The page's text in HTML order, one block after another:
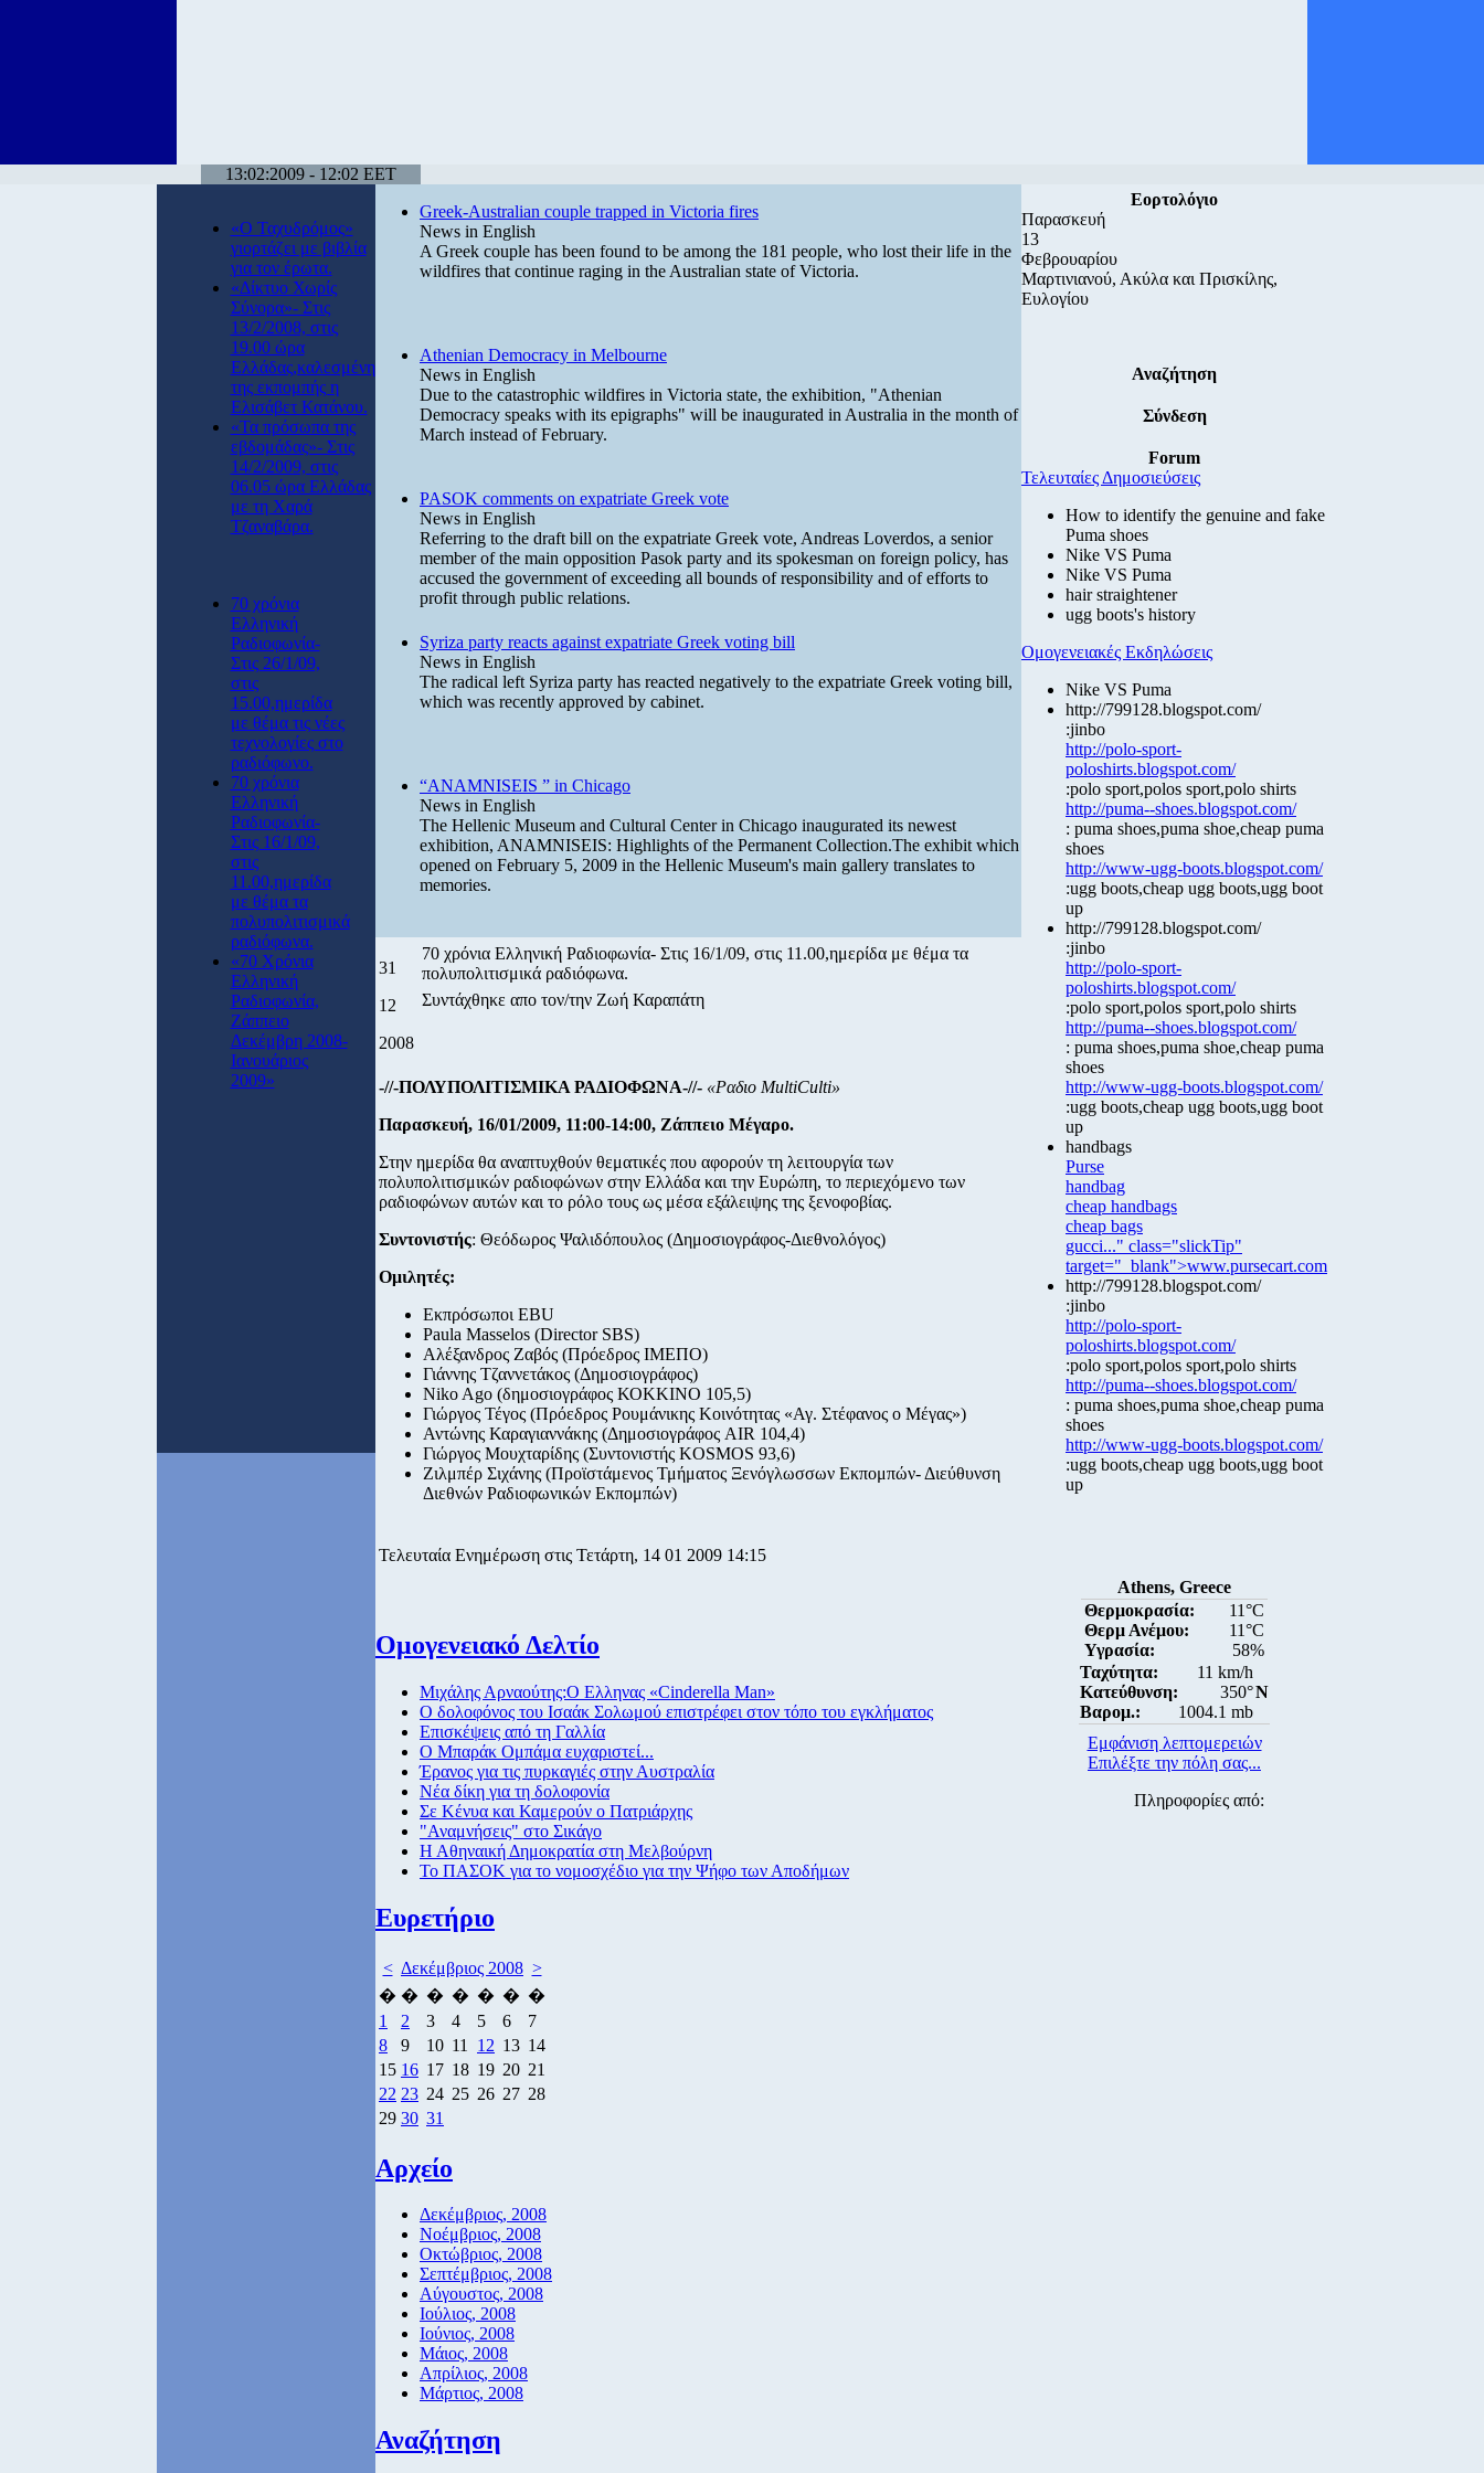
13:02:2009 - 12:02 EET
«Ο Ταχυδρόμος»
γιορτάζει με βιβλία
για τον έρωτα.
«Δίκτυο Χωρίς
Σύνορα»- Στις
13/2/2008, στις
19.00 ώρα
Ελλάδας,καλεσμένη
της εκπομπής η
Ελισάβετ Κατάνου.
«Τα πρόσωπα της
εβδομάδας»- Στις
14/2/2009, στις
06.05 ώρα Ελλάδας
με τη Χαρά
Τζαναβάρα.
70 χρόνια
Ελληνική
Ραδιοφωνία-
Στις 26/1/09,
στις
15.00,ημερίδα
με θέμα τις νέες
τεχνολογίες στο
ραδιόφωνο.
70 χρόνια
Ελληνική
Ραδιοφωνία-
Στις 16/1/09,
στις
11.00,ημερίδα
με θέμα τα
πολυπολιτισμικά
ραδιόφωνα.
«70 Χρόνια
Ελληνική
Ραδιοφωνία,
Ζάππειο
Δεκέμβρη 2008-
Ιανουάριος
2009»
Greek-Australian couple trapped in Victoria fires
News in English
A Greek couple has been found to be among the 181 people, who lost their life in the
wildfires that continue raging in the Australian state of Victoria.
Athenian Democracy in Melbourne
News in English
Due to the catastrophic wildfires in Victoria state, the exhibition, "Athenian
Democracy speaks with its epigraphs" will be inaugurated in Australia in the month of
March instead of February.
PASOK comments on expatriate Greek vote
News in English
Referring to the draft bill on the expatriate Greek vote, Andreas Loverdos, a senior
member of the main opposition Pasok party and its spokesman on foreign policy, has
accused the government of exceeding all bounds of responsibility and of efforts to
profit through public relations.
Syriza party reacts against expatriate Greek voting bill
News in English
The radical left Syriza party has reacted negatively to the expatriate Greek voting bill,
which was recently approved by cabinet.
“ANAMNISEIS ” in Chicago
News in English
The Hellenic Museum and Cultural Center in Chicago inaugurated its newest
exhibition, ANAMNISEIS: Highlights of the Permanent Collection.The exhibit which
opened on February 5, 2009 in the Hellenic Museum's main gallery translates to
memories.
31
12
2008
70 χρόνια Ελληνική Ραδιοφωνία- Στις 16/1/09, στις 11.00,ημερίδα με θέμα τα
πολυπολιτισμικά ραδιόφωνα.
Συντάχθηκε απο τον/την Ζωή Καραπάτη
-//-ΠΟΛΥΠΟΛΙΤΙΣΜΙΚΑ ΡΑΔΙΟΦΩΝΑ-//- «Ραδιο MultiCulti»
Παρασκευή, 16/01/2009, 11:00-14:00, Ζάππειο Μέγαρο.
Στην ημερίδα θα αναπτυχθούν θεματικές που αφορούν τη λειτουργία των
πολυπολιτισμικών ραδιοφώνων στην Ελλάδα και την Ευρώπη, το περιεχόμενο των
ραδιοφώνων αυτών και το ρόλο τους ως μέσα εξάλειψης της ξενοφοβίας.
Συντονιστής: Θεόδωρος Ψαλιδόπουλος (Δημοσιογράφος-Διεθνολόγος)
Ομιλητές:
Εκπρόσωποι ΕΒU
Paula Masselos (Director SBS)
Aλέξανδρος Ζαβός (Πρόεδρος ΙΜΕΠΟ)
Γιάννης Τζαννετάκος (Δημοσιογράφος)
Niko Ago (δημοσιογράφος ΚΟΚΚΙΝΟ 105,5)
Γιώργος Τέγος (Πρόεδρος Ρουμάνικης Κοινότητας «Αγ. Στέφανος ο Μέγας»)
Αντώνης Καραγιαννάκης (Δημοσιογράφος AIR 104,4)
Γιώργος Μουχταρίδης (Συντονιστής ΚOSMOS 93,6)
Ζιλμπέρ Σιχάνης (Προϊστάμενος Τμήματος Ξενόγλωσσων Εκπομπών- Διεύθυνση
Διεθνών Ραδιοφωνικών Εκπομπών)
Τελευταία Ενημέρωση στις Τετάρτη, 14 01 2009 14:15
Ομογενειακό Δελτίο
Μιχάλης Αρναούτης:Ο Ελληνας «Cinderella Man»
O δολοφόνος του Ισαάκ Σολωμού επιστρέφει στον τόπο του εγκλήματος
Eπισκέψεις από τη Γαλλία
O Mπαράκ Ομπάμα ευχαριστεί...
Έρανος για τις πυρκαγιές στην Αυστραλία
Νέα δίκη για τη δολοφονία
Σε Κένυα και Καμερούν ο Πατριάρχης
"Αναμνήσεις" στο Σικάγο
Η Αθηναική Δημοκρατία στη Μελβούρνη
To ΠΑΣΟΚ για το νομοσχέδιο για την Ψήφο των Αποδήμων
Ευρετήριο
< Δεκέμβριος 2008 >
� � � � � � �
1
2 3 4 5 6
7
8
9 10 11 12 13 14
15 16 17 18 19 20 21
22 23 24 25 26 27 28
29 30 31
Αρχείο
Δεκέμβριος, 2008
Νοέμβριος, 2008
Οκτώβριος, 2008
Σεπτέμβριος, 2008
Αύγουστος, 2008
Ιούλιος, 2008
Ιούνιος, 2008
Μάιος, 2008
Απρίλιος, 2008
Μάρτιος, 2008
Αναζήτηση
Εορτολόγιο
Παρασκευή
13
Φεβρουαρίου
Μαρτινιανού, Ακύλα και Πρισκίλης,
Ευλογίου
Αναζήτηση
Σύνδεση
Forum
Τελευταίες Δημοσιεύσεις
How to identify the genuine and fake
Puma shoes
Nike VS Puma
Nike VS Puma
hair straightener
ugg boots's history
Ομογενειακές Εκδηλώσεις
Nike VS Puma
http://799128.blogspot.com/
:jinbo
http://polo-sport-
poloshirts.blogspot.com/
:polo sport,polos sport,polo shirts
http://puma--shoes.blogspot.com/
: puma shoes,puma shoe,cheap puma
shoes
http://www-ugg-boots.blogspot.com/
:ugg boots,cheap ugg boots,ugg boot
up
http://799128.blogspot.com/
:jinbo
http://polo-sport-
poloshirts.blogspot.com/
:polo sport,polos sport,polo shirts
http://puma--shoes.blogspot.com/
: puma shoes,puma shoe,cheap puma
shoes
http://www-ugg-boots.blogspot.com/
:ugg boots,cheap ugg boots,ugg boot
up
handbags
Purse
handbag
cheap handbags
cheap bags
gucci..." class="slickTip"
target="_blank">www.pursecart.com
http://799128.blogspot.com/
:jinbo
http://polo-sport-
poloshirts.blogspot.com/
:polo sport,polos sport,polo shirts
http://puma--shoes.blogspot.com/
: puma shoes,puma shoe,cheap puma
shoes
http://www-ugg-boots.blogspot.com/
:ugg boots,cheap ugg boots,ugg boot
up
Athens, Greece
Θερμοκρασία:
11°C
Θερμ Ανέμου:
11°C
Υγρασία:
58%
Ταχύτητα:
11 km/h
Κατεύθυνση:
350°
Βαρομ.:
1004.1 mb
N
Εμφάνιση λεπτομερειών
Επιλέξτε την πόλη σας...
Πληροφορίες από: